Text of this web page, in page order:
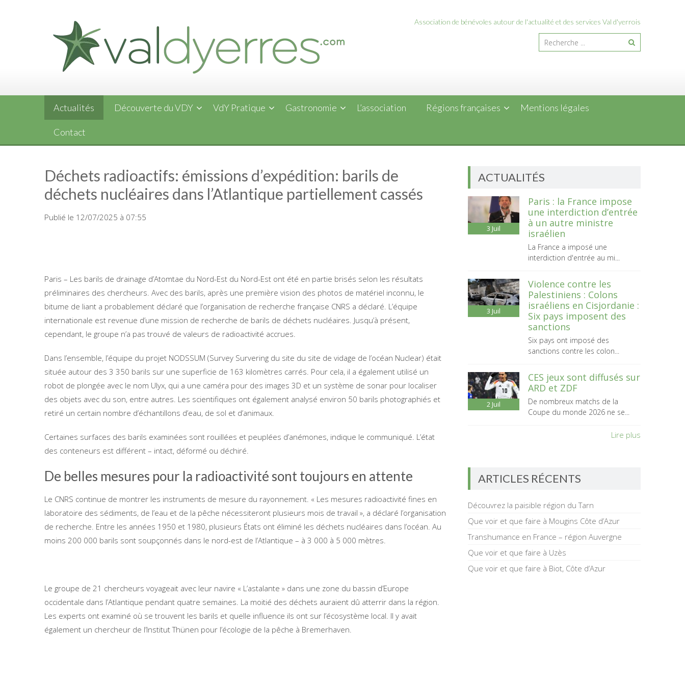
Association de bénévoles autour de l'actualité et des services Val d'yerrois
Actualités Découverte du VDY VdY Pratique Gastronomie L’association Régions françaises Mentions légales
Contact
Déchets radioactifs: émissions d’expédition: barils de
déchets nucléaires dans l’Atlantique partiellement cassés
Publié le 12/07/2025 à 07:55
Paris – Les barils de drainage d’Atomtae du Nord-Est du Nord-Est ont été en partie brisés selon les résultats
préliminaires des chercheurs. Avec des barils, après une première vision des photos de matériel inconnu, le
bitume de liant a probablement déclaré que l’organisation de recherche française CNRS a déclaré. L’équipe
internationale est revenue d’une mission de recherche de barils de déchets nucléaires. Jusqu’à présent,
cependant, le groupe n’a pas trouvé de valeurs de radioactivité accrues.
Dans l’ensemble, l’équipe du projet NODSSUM (Survey Survering du site du site de vidage de l’océan Nuclear) était
située autour des 3 350 barils sur une superficie de 163 kilomètres carrés. Pour cela, il a également utilisé un
robot de plongée avec le nom Ulyx, qui a une caméra pour des images 3D et un système de sonar pour localiser
des objets avec du son, entre autres. Les scientifiques ont également analysé environ 50 barils photographiés et
retiré un certain nombre d’échantillons d’eau, de sol et d’animaux.
Certaines surfaces des barils examinées sont rouillées et peuplées d’anémones, indique le communiqué. L’état
des conteneurs est différent – intact, déformé ou déchiré.
De belles mesures pour la radioactivité sont toujours en attente
Le CNRS continue de montrer les instruments de mesure du rayonnement. « Les mesures radioactivité fines en
laboratoire des sédiments, de l’eau et de la pêche nécessiteront plusieurs mois de travail », a déclaré l’organisation
de recherche. Entre les années 1950 et 1980, plusieurs États ont éliminé les déchets nucléaires dans l’océan. Au
moins 200 000 barils sont soupçonnés dans le nord-est de l’Atlantique – à 3 000 à 5 000 mètres.
Le groupe de 21 chercheurs voyageait avec leur navire « L’astalante » dans une zone du bassin d’Europe
occidentale dans l’Atlantique pendant quatre semaines. La moitié des déchets auraient dû atterrir dans la région.
Les experts ont examiné où se trouvent les barils et quelle influence ils ont sur l’écosystème local. Il y avait
également un chercheur de l’Institut Thünen pour l’écologie de la pêche à Bremerhaven.
ACTUALITÉS
3 Juil
Paris : la France impose
une interdiction d’entrée
à un autre ministre
israélien
La France a imposé une
interdiction d'entrée au mi...
3 Juil
Violence contre les
Palestiniens : Colons
israéliens en Cisjordanie :
Six pays imposent des
sanctions
Six pays ont imposé des
sanctions contre les colon...
2 Juil
CES jeux sont diffusés sur
ARD et ZDF
De nombreux matchs de la
Coupe du monde 2026 ne se...
Lire plus
ARTICLES RÉCENTS
Découvrez la paisible région du Tarn
Que voir et que faire à Mougins Côte d’Azur
Transhumance en France – région Auvergne
Que voir et que faire à Uzès
Que voir et que faire à Biot, Côte d’Azur